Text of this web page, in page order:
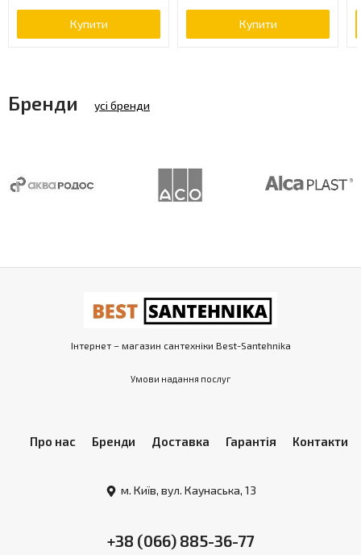
Купити Купити
Бренди усі бренди
Інтернет – магазин сантехніки Best-Santehnika
Умови надання послуг
Про нас Бренди Доставка Гарантія Контакти
м. Київ, вул. Каунаська, 13
+38 (066) 885-36-77